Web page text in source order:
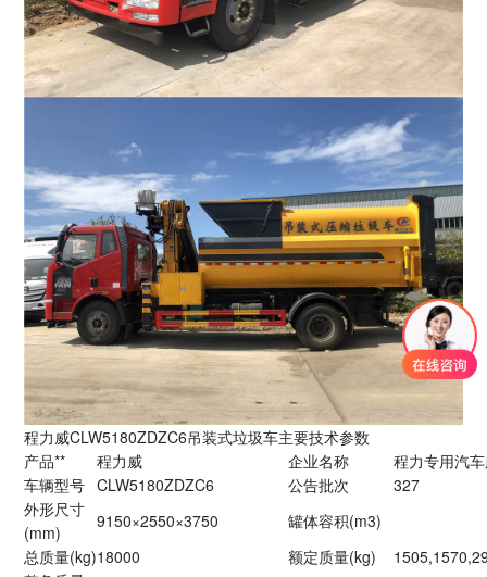
程力威CLW5180ZDZC6吊装式垃圾车主要技术参数
产品**
程力威 企业名称
程力专用汽
车辆型号 CLW5180ZDZC6 公告批次
327
外形尺寸
(mm)
9150×2550×3750
罐体容积(m3)
总质量(kg)18000 额定质量(kg)